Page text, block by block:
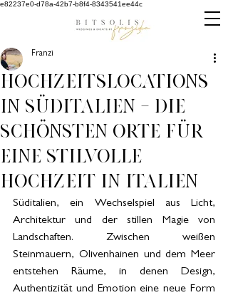
e82237e0-d78a-42b7-b8f4-8343541ee44c
Hochzeitslocations
in Süditalien – Die
schönsten Orte für
eine stilvolle
Hochzeit in Italien
Franzi
Süditalien, ein Wechselspiel aus Licht,
Architektur und der stillen Magie von
Landschaften. Zwischen weißen
Steinmauern, Olivenhainen und dem Meer
entstehen Räume, in denen Design,
Authentizität und Emotion eine neue Form